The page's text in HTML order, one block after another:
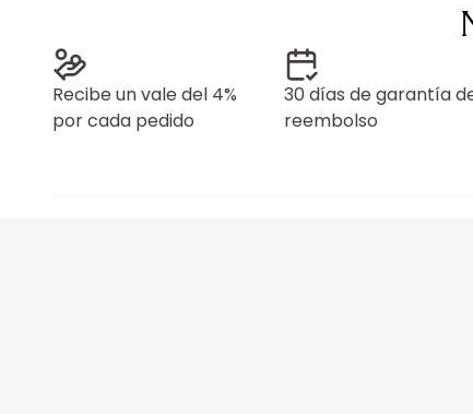
Recibe un vale del 4%
por cada pedido
30 días de garantía
reembolso